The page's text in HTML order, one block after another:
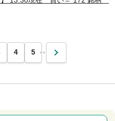
4 5 … 次